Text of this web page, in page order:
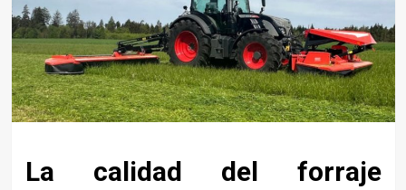
La calidad del forraje